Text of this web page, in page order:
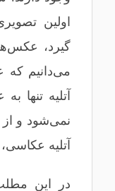
اولین
گیرد،
می‌دانیم که
آتلیه تنها
نمی‌شود و از
آتلیه
در این